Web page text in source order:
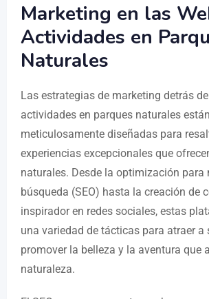
Marketing en las
Actividades en
Naturales
Las estrategias de marketing detrás
actividades en parques naturales están
meticulosamente diseñadas para
experiencias excepcionales que
naturales. Desde la optimización para
búsqueda (SEO) hasta la creación de
inspirador en redes sociales, estas
una variedad de tácticas para atraer a
promover la belleza y la aventura que
naturaleza.